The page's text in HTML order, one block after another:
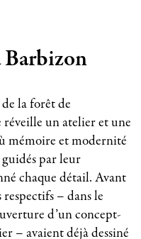
la forêt de
un atelier et une
mémoire et modernité
par leur
chaque détail. Avant
– dans le
d’un concept-
– avaient déjà dessiné